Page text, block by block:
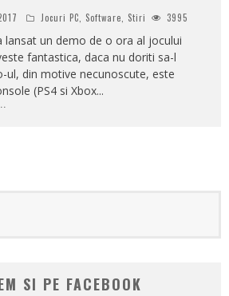
Jocuri PC, Software, Stiri 3995
lansat un demo de o ora al jocului
fantastica, daca nu doriti sa-l
ul, din motive necunoscute, este
(PS4 si Xbox...
SI PE FACEBOOK